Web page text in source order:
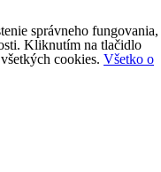
správneho fungovania,
Kliknutím na tlačidlo
cookies. Všetko o